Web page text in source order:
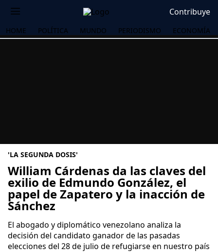
Contribuye
HOME POLÍTICA MUNDO PERIODISMO ECONOMÍA
'LA SEGUNDA DOSIS'
William Cárdenas da las claves del
exilio de Edmundo González, el
papel de Zapatero y la inacción de
Sánchez
El abogado y diplomático venezolano analiza la
decisión del candidato ganador de las pasadas
elecciones del 28 de julio de refugiarse en nuestro país